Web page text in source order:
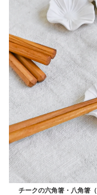
チークの六角箸・八角箸